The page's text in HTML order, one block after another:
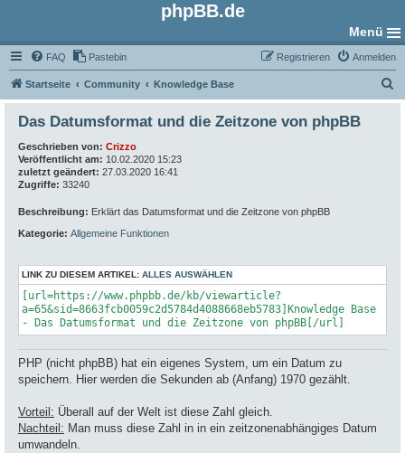
phpBB.de
Menü
FAQ Pastebin Anmelden
Registrieren
Startseite Community Knowledge Base
u
Das Datumsformat und die Zeitzone von phpBB
Geschrieben von: Crizzo
Veröffentlicht am: 10.02.2020 15:23
zuletzt geändert: 27.03.2020 16:41
Zugriffe: 33240
Beschreibung: Erklärt das Datumsformat und die Zeitzone von phpBB
Kategorie: Allgemeine Funktionen
LINK ZU DIESEM ARTIKEL: ALLES AUSWÄHLEN
[url=https://www.phpbb.de/kb/viewarticle?
a=65&sid=8663fcb0059c2d5784d4088668eb5783]Knowledge Base
- Das Datumsformat und die Zeitzone von phpBB[/url]
PHP (nicht phpBB) hat ein eigenes System, um ein Datum zu
speichern. Hier werden die Sekunden ab (Anfang) 1970 gezählt.
Vorteil: Überall auf der Welt ist diese Zahl gleich.
Nachteil: Man muss diese Zahl in in ein zeitzonenabhängiges Datum
umwandeln.